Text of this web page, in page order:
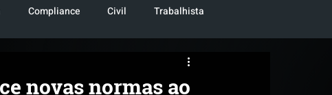
Compliance Civil Trabalhista
novas normas ao